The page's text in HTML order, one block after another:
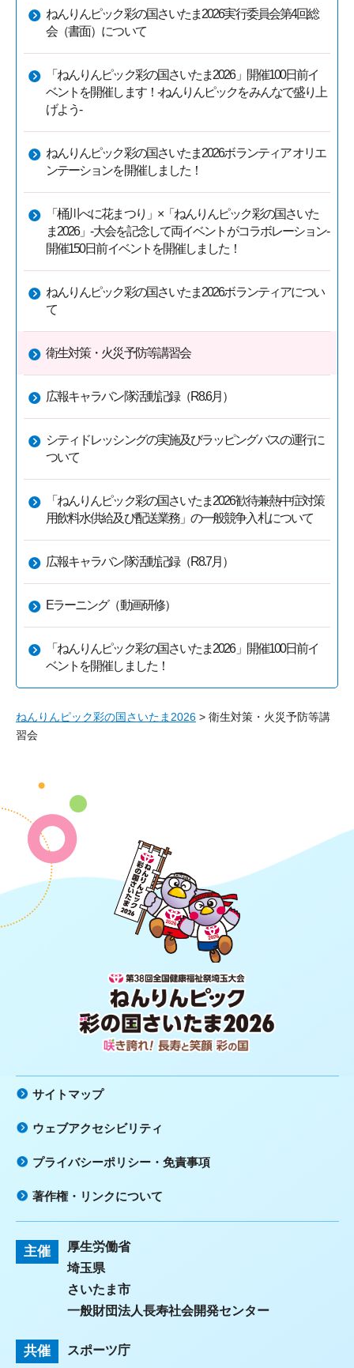
ねんりんピック彩の国さいたま2026実行委員会第4回総
会（書面）について
「ねんりんピック彩の国さいたま2026」開催100日前イ
ベントを開催します！-ねんりんピックをみんなで盛り上
げよう-
ねんりんピック彩の国さいたま2026ボランティア オリエ
ンテーションを開催しました！
「桶川べに花まつり」×「ねんりんピック彩の国さいた
ま2026」-大会を記念して両イベントがコラボレーション-
開催150日前イベントを開催しました！
ねんりんピック彩の国さいたま2026ボランティアについ
て
衛生対策・火災予防等講習会
広報キャラバン隊活動記録（R8.6月）
シティドレッシングの実施及びラッピングバスの運行に
ついて
「ねんりんピック彩の国さいたま2026歓待兼熱中症対策
用飲料水供給及び配送業務」の一般競争入札について
広報キャラバン隊活動記録（R8.7月）
Eラーニング（動画研修）
「ねんりんピック彩の国さいたま2026」開催100日前イ
ベントを開催しました！
ねんりんピック彩の国さいたま2026 > 衛生対策・火災予防等講
習会
第38回全国健康福祉祭埼玉大会 ね
んりんピック 彩の国さいたま2026
咲き誇れ！長寿と笑顔 彩の国
サイトマップ
ウェブアクセシビリティ
プライバシーポリシー・免責事項
著作権・リンクについて
主催
厚生労働省
埼玉県
さいたま市
一般財団法人長寿社会開発センター
共催 スポーツ庁